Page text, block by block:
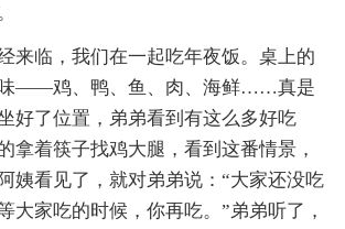
来临，我们在一起吃年夜饭。桌上的
味——鸡、鸭、鱼、肉、海鲜……真是
好了位置，弟弟看到有这么多好吃
拿着筷子找鸡大腿，看到这番情景，
姨看见了，就对弟弟说：“大家还没吃
大家吃的时候，你再吃。”弟弟听了，